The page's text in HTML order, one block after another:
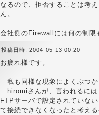
なるので、拒否することは考
ん。
会社側のFirewallには何の制限
投稿日時: 2004-05-13 00:20
お疲れ様です。
私も同様な現象によくぶつか
hiromiさんが、言われるには
FTPサーバで設定されていな
て接続できなくなったと考える